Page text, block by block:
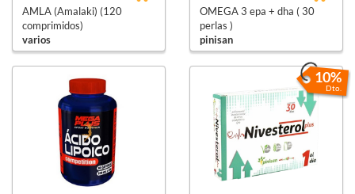
AMLA (Amalaki) (120
comprimidos)
varios
OMEGA 3 epa + dha ( 30
perlas )
pinisan
10%
Dto.